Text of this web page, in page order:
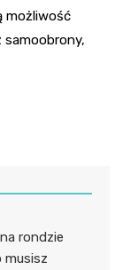
możliwość
samoobrony,
rondzie
musisz